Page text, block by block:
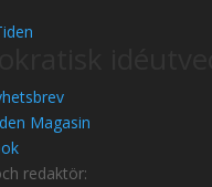
Magasin
redaktör: